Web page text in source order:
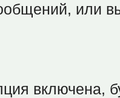
или
включена,